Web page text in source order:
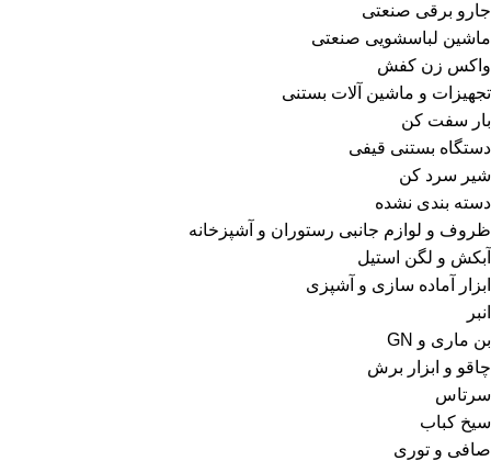
جارو برقی صنعتی
ماشین لباسشویی صنعتی
واکس زن کفش
تجهیزات و ماشین آلات بستنی
بار سفت کن
دستگاه بستنی قیفی
شیر سرد کن
دسته بندی نشده
ظروف و لوازم جانبی رستوران و آشپزخانه
آبکش و لگن استیل
ابزار آماده سازی و آشپزی
انبر
بن ماری و GN
چاقو و ابزار برش
سرتاس
سیخ کباب
صافی و توری